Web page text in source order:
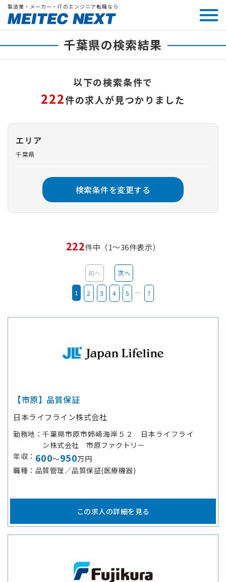
製造業・メーカー・ITのエンジニア転職なら
千葉県の検索結果
以下の検索条件で
222件の求人が見つかりました
エリア
千葉県
検索条件を変更する
222件中（1～36件表示）
前へ
1 2 3 4 5 … 7
次へ
【市原】品質保証
日本ライフライン株式会社
勤務地
千葉県市原市姉崎海岸５２ 日本ライフライ
ン株式会社 市原ファクトリー
年収
600～950万円
職種
品質管理／品質保証(医療機器)
この求人の詳細を見る